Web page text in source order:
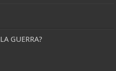
GUERRA?